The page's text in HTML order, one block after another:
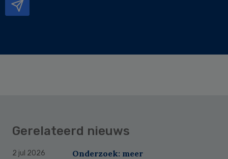
Gerelateerd nieuws
2 jul 2026
Onderzoek: meer